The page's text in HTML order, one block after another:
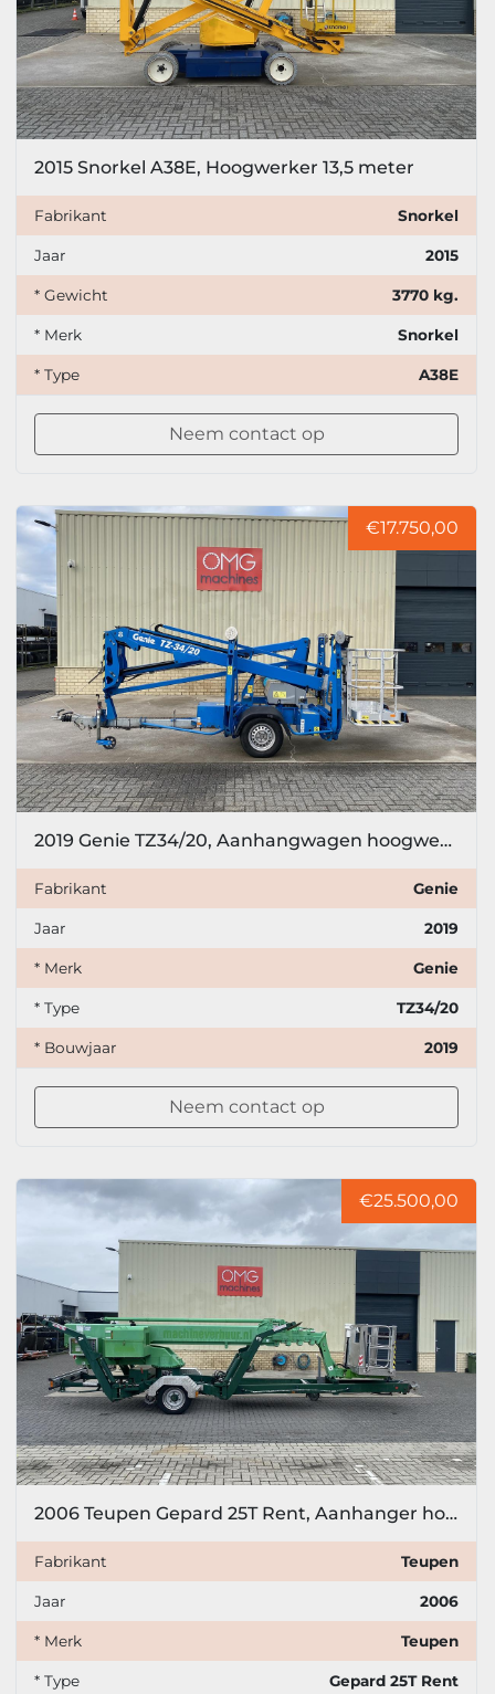
2015 Snorkel A38E, Hoogwerker 13,5 meter
Fabrikant Snorkel
Jaar 2015
* Gewicht 3770 kg.
* Merk Snorkel
* Type A38E
Neem contact op
€17.750,00
2019 Genie TZ34/20, Aanhangwagen hoogwerker, 12 meter
Fabrikant Genie
Jaar 2019
* Merk Genie
* Type TZ34/20
* Bouwjaar 2019
Neem contact op
€25.500,00
2006 Teupen Gepard 25T Rent, Aanhanger hoogwerker
Fabrikant Teupen
Jaar 2006
* Merk Teupen
* Type Gepard 25T Rent